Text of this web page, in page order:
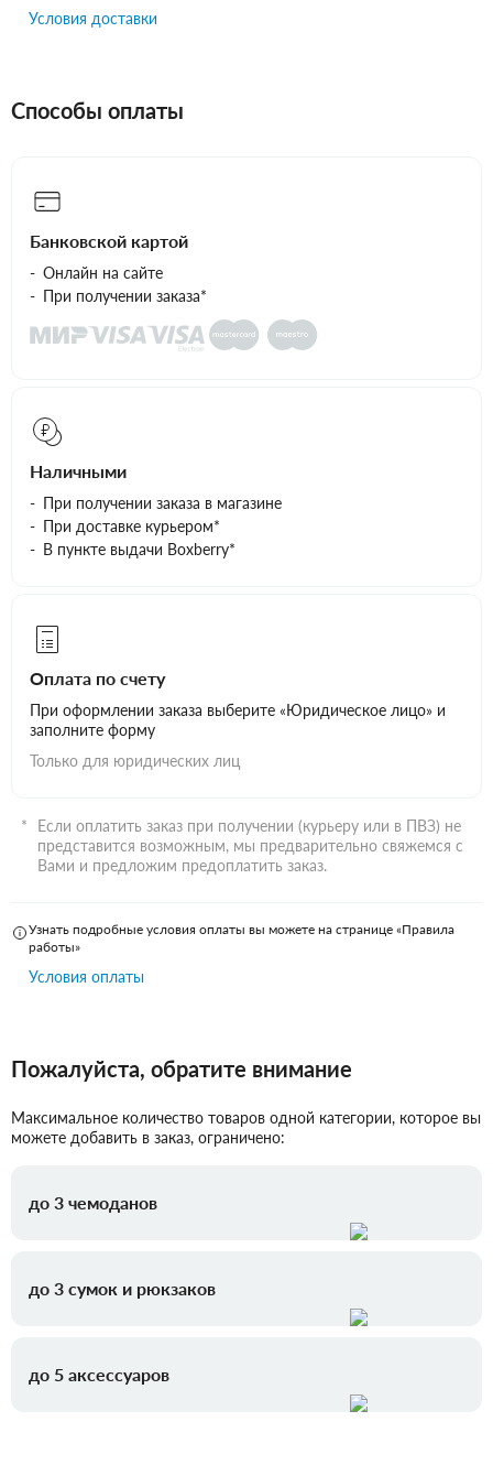
Условия доставки
Способы оплаты
Банковской картой
Онлайн на сайте
При получении заказа*
Наличными
При получении заказа в магазине
При доставке курьером*
В пункте выдачи Boxberry*
Оплата по счету
При оформлении заказа выберите «Юридическое лицо» и
заполните форму
Только для юридических лиц
Если оплатить заказ при получении (курьеру или в ПВЗ) не
представится возможным, мы предварительно свяжемся с
Вами и предложим предоплатить заказ.
Узнать подробные условия оплаты вы можете на странице «Правила
работы»
Условия оплаты
Пожалуйста, обратите внимание
Максимальное количество товаров одной категории, которое вы
можете добавить в заказ, ограничено:
до 3 чемоданов
до 3 сумок и рюкзаков
до 5 аксессуаров